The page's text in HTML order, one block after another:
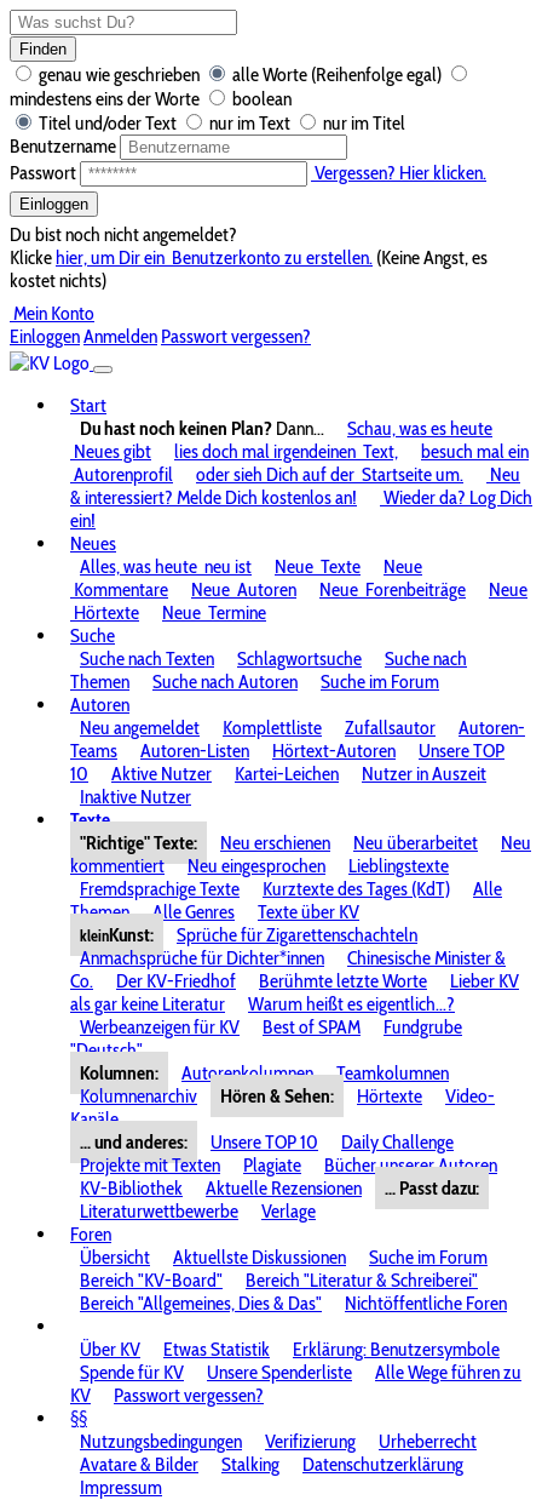
Finden
genau wie geschrieben
alle Worte (Reihenfolge egal)
mindestens eins der Worte
boolean
Titel und/oder Text
nur im Text
nur im Titel
Benutzername
Passwort
Vergessen? Hier klicken.
Einloggen
Du bist noch nicht angemeldet?
Klickehier, um Dir ein Benutzerkonto zu erstellen. (Keine Angst, es
kostet nichts)
Mein Konto
EinloggenAnmelden Passwort vergessen?
Start
Du hast noch keinen Plan? Dann...
Schau, was es heute
Neues gibt
lies doch mal irgendeinen Text,
besuch mal ein
Autorenprofil
oder sieh Dich auf der Startseite um.
Neu
& interessiert? Melde Dich kostenlos an!
Wieder da? Log Dich
ein!
Neues
Alles, was heute neu ist Neue Texte
Neue
Kommentare
Neue Autoren Neue Forenbeiträge
Neue
Hörtexte
Neue Termine
Suche
Suche nach Texten
Schlagwortsuche
Suche nach
Themen
Suche nach Autoren
Suche im Forum
Autoren
Neu angemeldet
Komplettliste Zufallsautor
Autoren-
Teams
Autoren-Listen Hörtext-Autoren
Unsere TOP
10
Aktive Nutzer Kartei-Leichen
Nutzer in Auszeit
Inaktive Nutzer
Texte
"Richtige" Texte:
Neu erschienen Neu überarbeitet
Neu
kommentiert
Neu eingesprochen
Lieblingstexte
Fremdsprachige Texte
Kurztexte des Tages (KdT)
Alle
Themen
Alle Genres Texte über KV
kleinKunst:
Sprüche für Zigarettenschachteln
Anmachsprüche für Dichter*innen
Chinesische Minister &
Co.
Der KV-Friedhof Berühmte letzte Worte
Lieber KV
als gar keine Literatur
Warum heißt es eigentlich...?
Werbeanzeigen für KV
Best of SPAM
Fundgrube
"Deutsch"
Kolumnen:
Autorenkolumnen
Teamkolumnen
Kolumnenarchiv
Hören & Sehen: Hörtexte
Video-
Kanäle
... und anderes:
Unsere TOP 10
Daily Challenge
Projekte mit Texten
Plagiate
Bücher unserer Autoren
KV-Bibliothek
Aktuelle Rezensionen
... Passt dazu:
Literaturwettbewerbe
Verlage
Foren
Übersicht
Aktuellste Diskussionen
Suche im Forum
Bereich "KV-Board"
Bereich "Literatur & Schreiberei"
Bereich "Allgemeines, Dies & Das"
Nichtöffentliche Foren
Über KV
Etwas Statistik
Erklärung: Benutzersymbole
Spende für KV
Unsere Spenderliste
Alle Wege führen zu
KV
Passwort vergessen?
§§
Nutzungsbedingungen
Verifizierung
Urheberrecht
Avatare & Bilder
Stalking
Datenschutzerklärung
Impressum